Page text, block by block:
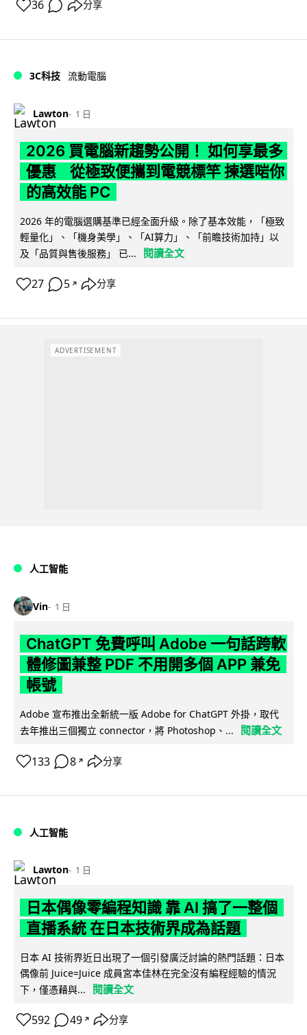
36 分享
3C科技 流動電腦
Lawton 1 日
2026 買電腦新趨勢公開！ 如何享最多
優惠 從極致便攜到電競標竿 揀選啱你
的高效能 PC
2026 年的電腦選購基準已經全面升級。除了基本效能，「極致
輕量化」、「機身美學」、「AI算力」、「前瞻技術加持」以
及「品質與售後服務」 已...
閱讀全文
27 5 ↗ 分享
ADVERTISEMENT
人工智能
Vin 1 日
ChatGPT 免費呼叫 Adobe 一句話跨軟
體修圖兼整 PDF 不用開多個 APP 兼免
帳號
Adobe 宣布推出全新統一版 Adobe for ChatGPT 外掛，取代
去年推出三個獨立 connector，將 Photoshop、...
閱讀全文
133 8 ↗ 分享
人工智能
Lawton 1 日
日本偶像零編程知識 靠 AI 搞了一整個
直播系統 在日本技術界成為話題
日本 AI 技術界近日出現了一個引發廣泛討論的熱門話題：日本
偶像前 Juice=Juice 成員宮本佳林在完全沒有編程經驗的情況
下，僅憑藉與...
閱讀全文
592 49 ↗ 分享